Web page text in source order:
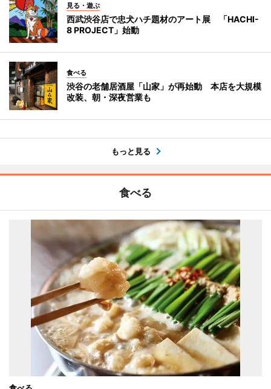
見る・遊ぶ
西武渋谷店で忠犬ハチ題材のアート展 「HACHI-
8 PROJECT」始動
食べる
渋谷の老舗居酒屋「山家」が再始動 本店を大規模
改装、朝・深夜営業も
もっと見る
食べる